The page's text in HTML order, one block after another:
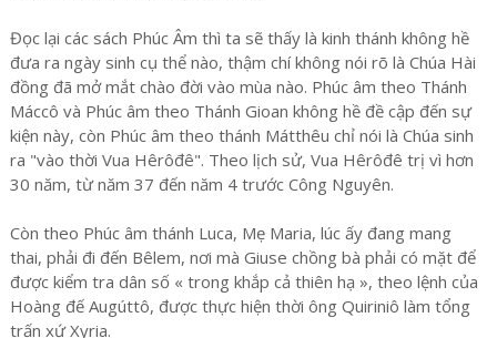
Đọc lại các sách Phúc Âm thì ta sẽ thấy là kinh thánh không hề
đưa ra ngày sinh cụ thể nào, thậm chí không nói rõ là Chúa Hài
đồng đã mở mắt chào đời vào mùa nào. Phúc âm theo Thánh
Máccô và Phúc âm theo Thánh Gioan không hề đề cập đến sự
kiện này, còn Phúc âm theo thánh Mátthêu chỉ nói là Chúa sinh
ra "vào thời Vua Hêrôđê". Theo lịch sử, Vua Hêrôđê trị vì hơn
30 năm, từ năm 37 đến năm 4 trước Công Nguyên.
Còn theo Phúc âm thánh Luca, Mẹ Maria, lúc ấy đang mang
thai, phải đi đến Bêlem, nơi mà Giuse chồng bà phải có mặt để
được kiểm tra dân số « trong khắp cả thiên hạ », theo lệnh của
Hoàng đế Augúttô, được thực hiện thời ông Quiriniô làm tổng
trấn xứ Xyria.